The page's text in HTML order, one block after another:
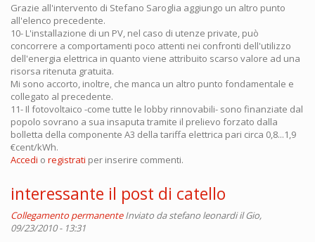
Grazie all'intervento di Stefano Saroglia aggiungo un altro punto
all'elenco precedente.
10- L'installazione di un PV, nel caso di utenze private, può
concorrere a comportamenti poco attenti nei confronti dell'utilizzo
dell'energia elettrica in quanto viene attribuito scarso valore ad una
risorsa ritenuta gratuita.
Mi sono accorto, inoltre, che manca un altro punto fondamentale e
collegato al precedente.
11- Il fotovoltaico -come tutte le lobby rinnovabili- sono finanziate dal
popolo sovrano a sua insaputa tramite il prelievo forzato dalla
bolletta della componente A3 della tariffa elettrica pari circa 0,8...1,9
€cent/kWh.
Accedi o registrati per inserire commenti.
interessante il post di catello
Collegamento permanente Inviato da stefano leonardiil Gio,
09/23/2010 - 13:31